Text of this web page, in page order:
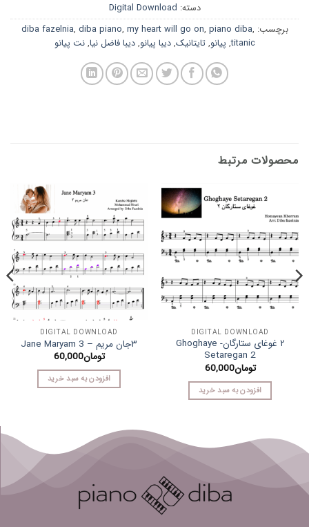
دسته: Digital Download
برچسب:
diba fazelnia, diba piano, my heart will go on, piano diba,
titanic
, پیانو, تایتانیک,دیبا پیانو,دیبا فاضل نیا,نت پیانو
محصولات مرتبط
DIGITAL DOWNLOAD
۲ غوغای ستارگان- Ghoghaye
Setaregan 2
تومان60,000
افزودن به سبد خرید
DIGITAL DOWNLOAD
۳جان مریم – Jane Maryam 3
تومان60,000
افزودن به سبد خرید